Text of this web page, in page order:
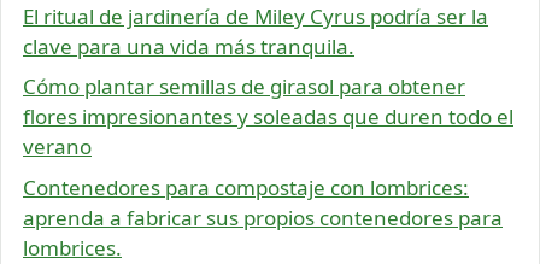
El ritual de jardinería de Miley Cyrus podría ser la
clave para una vida más tranquila.
Cómo plantar semillas de girasol para obtener
flores impresionantes y soleadas que duren todo el
verano
Contenedores para compostaje con lombrices:
aprenda a fabricar sus propios contenedores para
lombrices.